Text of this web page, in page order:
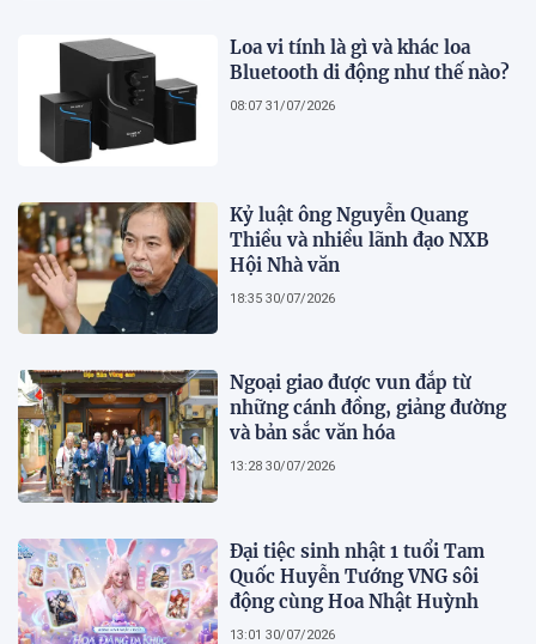
Loa vi tính là gì và khác loa
Bluetooth di động như thế nào?
08:07 31/07/2026
Kỷ luật ông Nguyễn Quang
Thiều và nhiều lãnh đạo NXB
Hội Nhà văn
18:35 30/07/2026
Ngoại giao được vun đắp từ
những cánh đồng, giảng đường
và bản sắc văn hóa
13:28 30/07/2026
Đại tiệc sinh nhật 1 tuổi Tam
Quốc Huyễn Tướng VNG sôi
động cùng Hoa Nhật Huỳnh
13:01 30/07/2026